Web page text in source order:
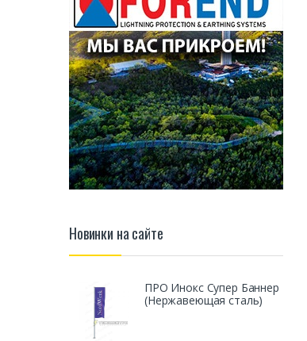
Новинки на сайте
ПРО Инокс Супер Баннер
(Нержавеющая сталь)